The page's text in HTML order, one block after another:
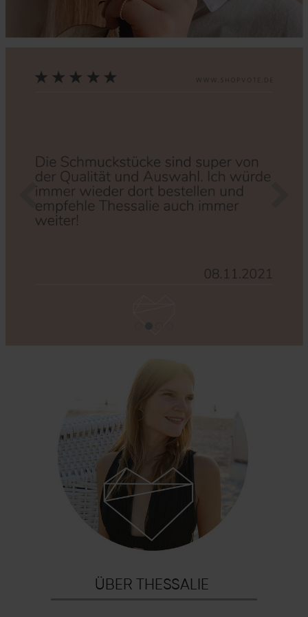
Zurück
ÜBER THESSALIE